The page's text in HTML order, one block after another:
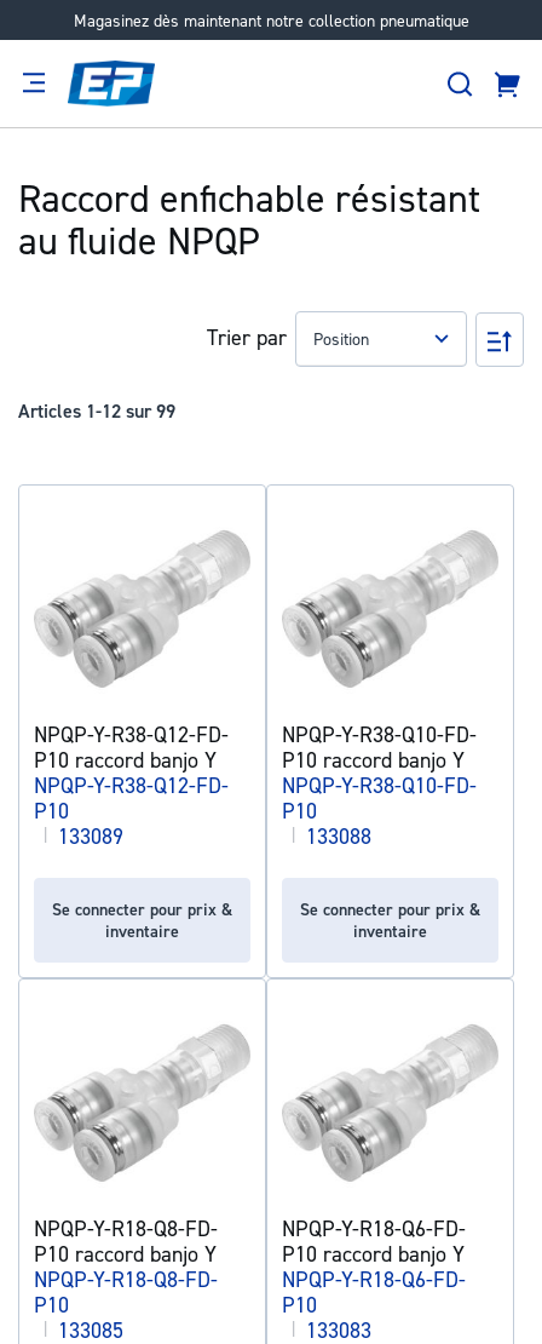
Magasinez dès maintenant notre collection pneumatique
Aller
Raccord enfichable résistant
au fluide NPQP
Articles 1-12 sur99
Trier par
Par
NPQP-Y-R38-Q12-FD-
P10 raccord banjo Y
NPQP-Y-R38-Q12-FD-
P10
| 133089
Se connecter pour prix &
inventaire
NPQP-Y-R38-Q10-FD-
P10 raccord banjo Y
NPQP-Y-R38-Q10-FD-
P10
| 133088
Se connecter pour prix &
inventaire
NPQP-Y-R18-Q8-FD-
P10 raccord banjo Y
NPQP-Y-R18-Q8-FD-
P10
| 133085
NPQP-Y-R18-Q6-FD-
P10 raccord banjo Y
NPQP-Y-R18-Q6-FD-
P10
| 133083